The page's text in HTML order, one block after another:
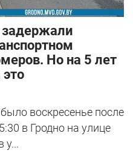
задержали
Но на 5 лет
воскресенье после
в Гродно на улице
у...